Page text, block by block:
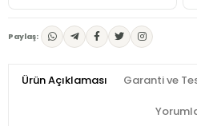
Paylaş:
Ürün Açıklaması Garanti ve